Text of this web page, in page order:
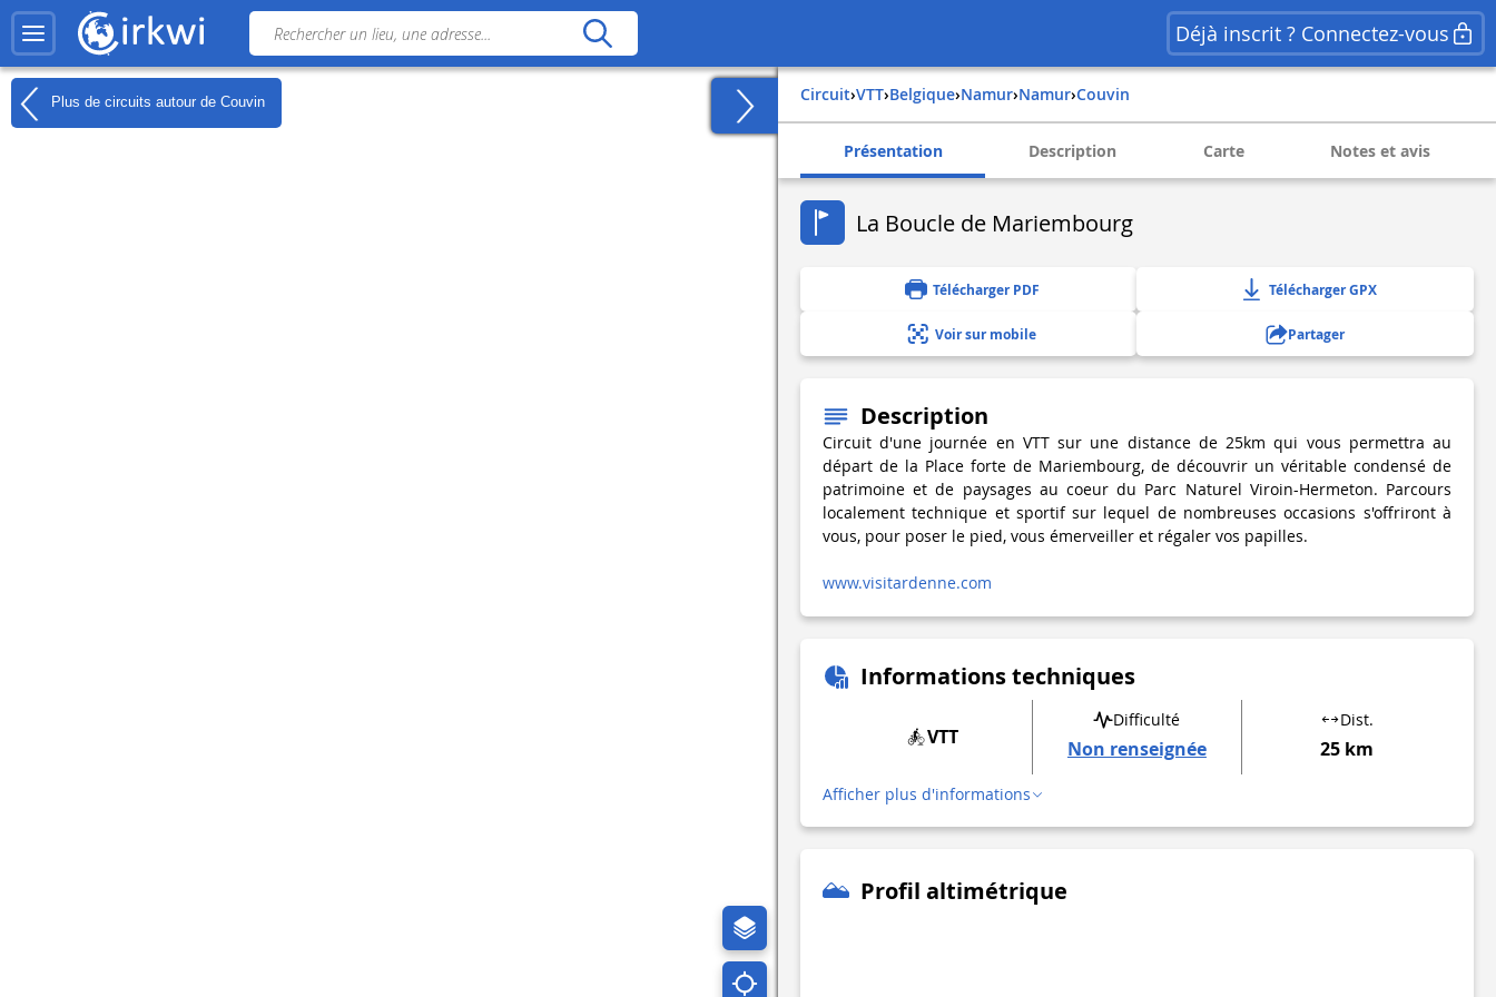
Déjà inscrit ? Connectez-vous
Plus de circuits autour de Couvin Circuit› VTT› belgique› namur› namur› couvin
Présentation Description Carte Notes et avis
La Boucle de Mariembourg
Télécharger PDF Télécharger GPX
Voir sur mobile Partager
Description
Circuit d'une journée en VTT sur une distance de 25km qui vous permettra au
départ de la Place forte de Mariembourg, de découvrir un véritable condensé de
patrimoine et de paysages au coeur du Parc Naturel Viroin-Hermeton. Parcours
localement technique et sportif sur lequel de nombreuses occasions s'offriront à
vous, pour poser le pied, vous émerveiller et régaler vos papilles.
www.visitardenne.com
Informations techniques
VTT
Difficulté
Non renseignée
Dist.
25 km
Afficher plus d'informations
Profil altimétrique